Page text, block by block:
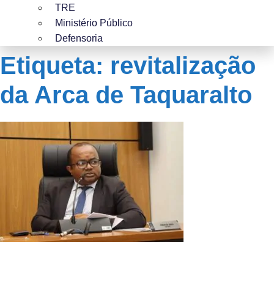
TRE
Ministério Público
Defensoria
Etiqueta: revitalização
da Arca de Taquaralto